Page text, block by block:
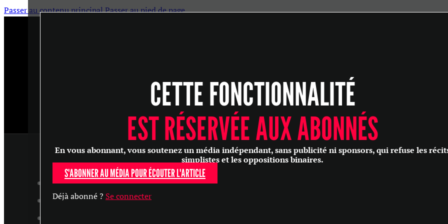
Passer au contenu principalPasser au pied de page
SANTÉ
PHILOSOPHIE
CULTURE
SOCIÉTÉ
ARTICLES
MASTERCLASS
CETTE FONCTIONNALITÉ
EST RÉSERVÉE AUX ABONNÉS
En vous abonnant, vous soutenez un média indépendant, sans publicité ni sponsors, qui refuse les
simplistes et les oppositions binaires.
S'ABONNER AU MÉDIA POUR ÉCOUTER L'ARTICLE
Déjà abonné ? Se connecter